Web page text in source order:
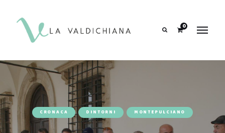
0
CRONACA DINTORNI MONTEPULCIANO